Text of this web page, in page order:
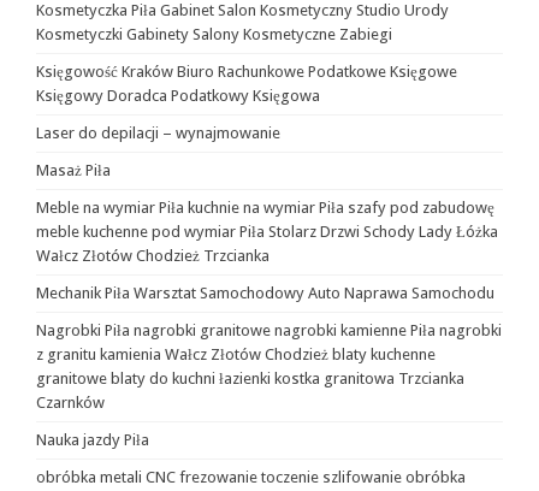
Kosmetyczka Piła Gabinet Salon Kosmetyczny Studio Urody
Kosmetyczki Gabinety Salony Kosmetyczne Zabiegi
Księgowość Kraków Biuro Rachunkowe Podatkowe Księgowe
Księgowy Doradca Podatkowy Księgowa
Laser do depilacji – wynajmowanie
Masaż Piła
Meble na wymiar Piła kuchnie na wymiar Piła szafy pod zabudowę
meble kuchenne pod wymiar Piła Stolarz Drzwi Schody Lady Łóżka
Wałcz Złotów Chodzież Trzcianka
Mechanik Piła Warsztat Samochodowy Auto Naprawa Samochodu
Nagrobki Piła nagrobki granitowe nagrobki kamienne Piła nagrobki
z granitu kamienia Wałcz Złotów Chodzież blaty kuchenne
granitowe blaty do kuchni łazienki kostka granitowa Trzcianka
Czarnków
Nauka jazdy Piła
obróbka metali CNC frezowanie toczenie szlifowanie obróbka